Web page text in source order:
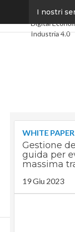
I nostri
Ultimi articoli
Digital
Industria 4.0
WHITE PAPER
Gestione
guida per
massima
19 Giu 2023